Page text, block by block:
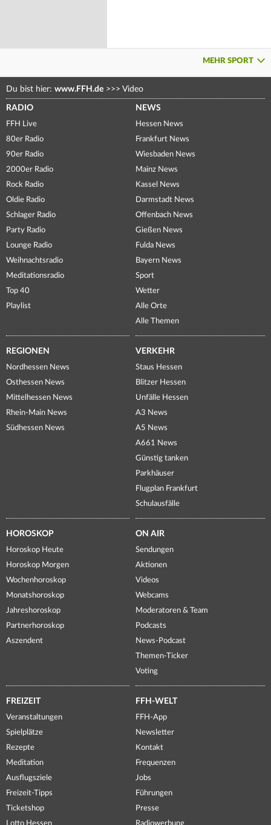
MEHR SPORT
Du bist hier: www.FFH.de >>> Video
RADIO
FFH Live
80er Radio
90er Radio
2000er Radio
Rock Radio
Oldie Radio
Schlager Radio
Party Radio
Lounge Radio
Weihnachtsradio
Meditationsradio
Top 40
Playlist
NEWS
Hessen News
Frankfurt News
Wiesbaden News
Mainz News
Kassel News
Darmstadt News
Offenbach News
Gießen News
Fulda News
Bayern News
Sport
Wetter
Alle Orte
Alle Themen
REGIONEN
Nordhessen News
Osthessen News
Mittelhessen News
Rhein-Main News
Südhessen News
VERKEHR
Staus Hessen
Blitzer Hessen
Unfälle Hessen
A3 News
A5 News
A661 News
Günstig tanken
Parkhäuser
Flugplan Frankfurt
Schulausfälle
HOROSKOP
Horoskop Heute
Horoskop Morgen
Wochenhoroskop
Monatshoroskop
Jahreshoroskop
Partnerhoroskop
Aszendent
ON AIR
Sendungen
Aktionen
Videos
Webcams
Moderatoren & Team
Podcasts
News-Podcast
Themen-Ticker
Voting
FREIZEIT
Veranstaltungen
Spielplätze
Rezepte
Meditation
Ausflugsziele
Freizeit-Tipps
Ticketshop
Lotto Hessen
FFH-WELT
FFH-App
Newsletter
Kontakt
Frequenzen
Jobs
Führungen
Presse
Radiowerbung